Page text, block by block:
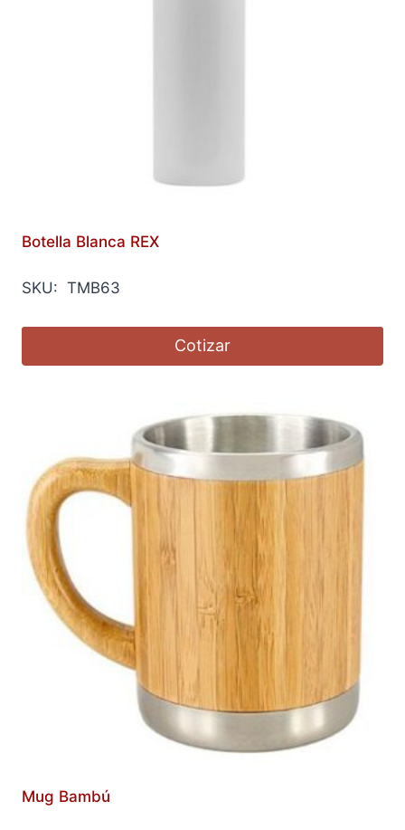
Botella Blanca REX
SKU: TMB63
Cotizar
Mug Bambú